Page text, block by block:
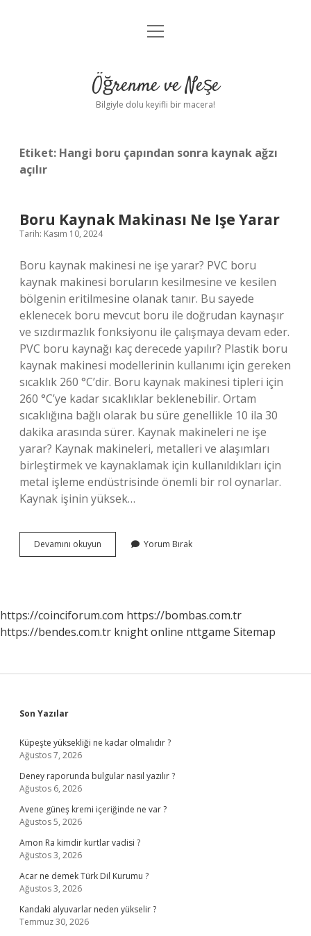
Anasayfa
Yasal Uyarı
menüyü
Öğrenme ve Neşe
Bilgiyle dolu keyifli bir macera!
Etiket: Hangi boru çapından sonra kaynak ağzı
açılır
Boru Kaynak Makinası Ne Işe Yarar
Tarih: Kasım 10, 2024
Boru kaynak makinesi ne işe yarar? PVC boru
kaynak makinesi boruların kesilmesine ve kesilen
bölgenin eritilmesine olanak tanır. Bu sayede
eklenecek boru mevcut boru ile doğrudan kaynaşır
ve sızdırmazlık fonksiyonu ile çalışmaya devam eder.
PVC boru kaynağı kaç derecede yapılır? Plastik boru
kaynak makinesi modellerinin kullanımı için gereken
sıcaklık 260 °C’dir. Boru kaynak makinesi tipleri için
260 °C’ye kadar sıcaklıklar beklenebilir. Ortam
sıcaklığına bağlı olarak bu süre genellikle 10 ila 30
dakika arasında sürer. Kaynak makineleri ne işe
yarar? Kaynak makineleri, metalleri ve alaşımları
birleştirmek ve kaynaklamak için kullanıldıkları için
metal işleme endüstrisinde önemli bir rol oynarlar.
Kaynak işinin yüksek…
Devamını okuyun
Kaynak
Yorum Bırak
https://coinciforum.com https://bombas.com.tr
https://bendes.com.tr knight online nttgame Sitemap
Sidebar
Son Yazılar
Küpeşte yüksekliği ne kadar olmalıdır ?
Ağustos 7, 2026
Deney raporunda bulgular nasıl yazılır ?
Ağustos 6, 2026
Avene güneş kremi içeriğinde ne var ?
Ağustos 5, 2026
Amon Ra kimdir kurtlar vadisi ?
Ağustos 3, 2026
Acar ne demek Türk Dil Kurumu ?
Ağustos 3, 2026
Kandaki alyuvarlar neden yükselir ?
Temmuz 30, 2026